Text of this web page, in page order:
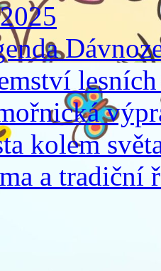
kolem
a tradiční